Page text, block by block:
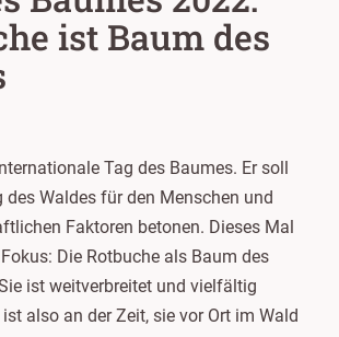
ist Baum des
Tag des Baumes. Er soll
des Waldes für den Menschen und
Faktoren betonen. Dieses Mal
Die Rotbuche als Baum des
ist weitverbreitet und vielfältig
also an der Zeit, sie vor Ort im Wald